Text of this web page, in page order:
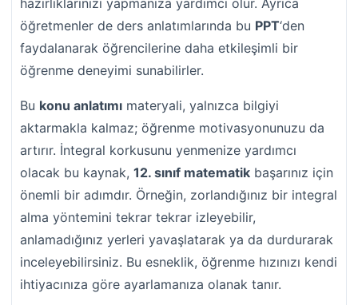
hazırlıklarınızı yapmanıza yardımcı olur. Ayrıca
öğretmenler de ders anlatımlarında bu PPT‘den
faydalanarak öğrencilerine daha etkileşimli bir
öğrenme deneyimi sunabilirler.
Bu konu anlatımı materyali, yalnızca bilgiyi
aktarmakla kalmaz; öğrenme motivasyonunuzu da
artırır. İntegral korkusunu yenmenize yardımcı
olacak bu kaynak, 12. sınıf matematik başarınız için
önemli bir adımdır. Örneğin, zorlandığınız bir integral
alma yöntemini tekrar tekrar izleyebilir,
anlamadığınız yerleri yavaşlatarak ya da durdurarak
inceleyebilirsiniz. Bu esneklik, öğrenme hızınızı kendi
ihtiyacınıza göre ayarlamanıza olanak tanır.